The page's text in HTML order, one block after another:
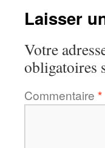
Laisser
Votre
obligatoires
Commentaire *